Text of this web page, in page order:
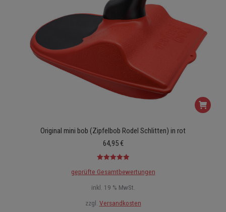
Original mini bob (Zipfelbob Rodel Schlitten) in rot
64,95€
5.00von 5
geprüfte Gesamtbewertungen
inkl. 19 % MwSt.
zzgl. Versandkosten